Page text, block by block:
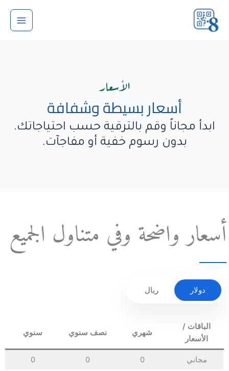
المحتوى
الأسعار
أسعار بسيطة وشفافة
ابدأ مجاناً وقم بالترقية حسب احتياجاتك.
بدون رسوم خفية أو مفاجآت.
أسعار واضحة وفي متناول الجميع
دولار ريال
الباقات /
الأسعار
شهري نصف سنوي سنوي
مجاني 0
0
0